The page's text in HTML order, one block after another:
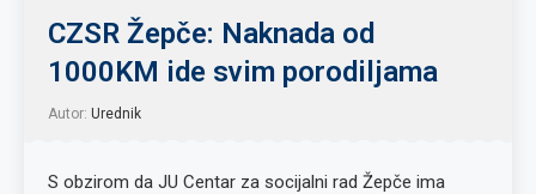
CZSR Žepče: Naknada od
1000KM ide svim porodiljama
Autor: Urednik
S obzirom da JU Centar za socijalni rad Žepče ima